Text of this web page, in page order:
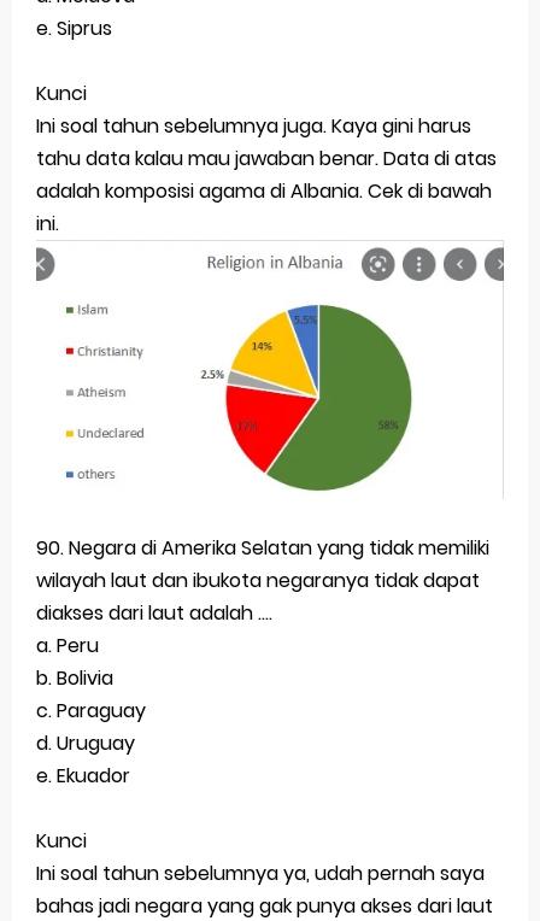
e. Siprus
Kunci
Ini soal tahun sebelumnya juga. Kaya gini harus
tahu data kalau mau jawaban benar. Data di atas
adalah komposisi agama di Albania. Cek di bawah
ini.
90. Negara di Amerika Selatan yang tidak memiliki
wilayah laut dan ibukota negaranya tidak dapat
diakses dari laut adalah ....
a. Peru
b. Bolivia
c. Paraguay
d. Uruguay
e. Ekuador
Kunci
Ini soal tahun sebelumnya ya, udah pernah saya
bahas jadi negara yang gak punya akses dari laut